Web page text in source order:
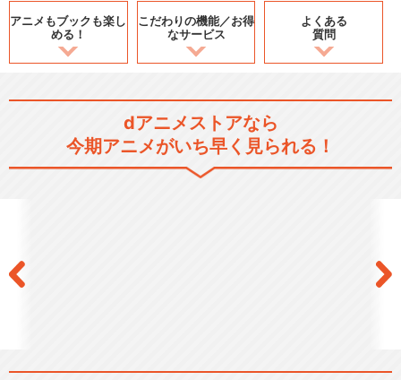
アニメもブックも楽し
める！
こだわりの機能／お得
なサービス
よくある
質問
dアニメストアなら
今期アニメがいち早く見られる！